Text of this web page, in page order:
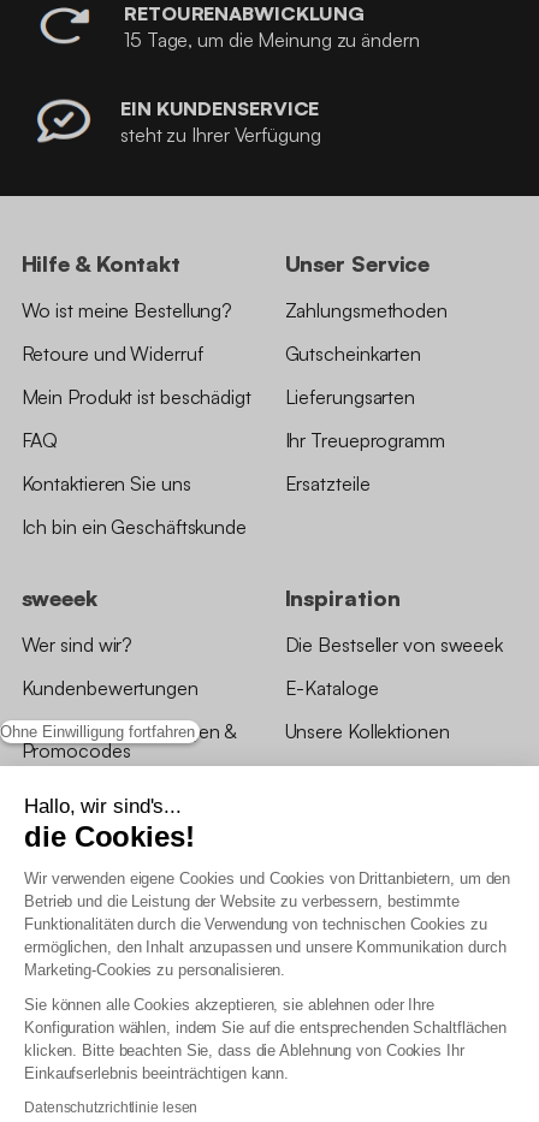
Ohne Einwilligung fortfahren
Hallo, wir sind's...
die Cookies!
Wir verwenden eigene Cookies und Cookies von Drittanbietern, um den
Betrieb und die Leistung der Website zu verbessern, bestimmte
Funktionalitäten durch die Verwendung von technischen Cookies zu
ermöglichen, den Inhalt anzupassen und unsere Kommunikation durch
Marketing-Cookies zu personalisieren.
Sie können alle Cookies akzeptieren, sie ablehnen oder Ihre
Konfiguration wählen, indem Sie auf die entsprechenden Schaltflächen
klicken. Bitte beachten Sie, dass die Ablehnung von Cookies Ihr
Einkaufserlebnis beeinträchtigen kann.
Datenschutzrichtlinie lesen
RETOURENABWICKLUNG
15 Tage, um die Meinung zu ändern
EIN KUNDENSERVICE
steht zu Ihrer Verfügung
Hilfe & Kontakt
Wo ist meine Bestellung?
Retoure und Widerruf
Mein Produkt ist beschädigt
FAQ
Kontaktieren Sie uns
Ich bin ein Geschäftskunde
Unser Service
Zahlungsmethoden
Gutscheinkarten
Lieferungsarten
Ihr Treueprogramm
Ersatzteile
sweeek
Wer sind wir?
Kundenbewertungen
*Angebotsbedingungen &
Promocodes
Bewertungen von sweeek
Unsere Geschäfte
Inspiration
Die Bestseller von sweeek
E-Kataloge
Unsere Kollektionen
AGB Treueprogramm
Datenschutzrichtlinien
Allgemeine Geschäftsbedingungen für Geschäftskunden
Erklärung zur Barrierefreiheit